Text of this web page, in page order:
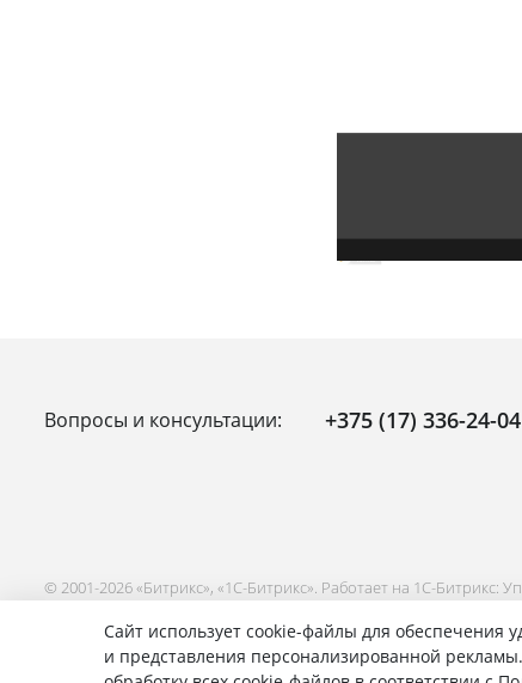
Сайт использует cookie-файлы для обеспечения
и представления персонализированной
Вопросы и консультации: +375 (17) 336-24-04
© 2001-2026 «Битрикс», «1С-Битрикс». Работает на 1С-Битрикс: